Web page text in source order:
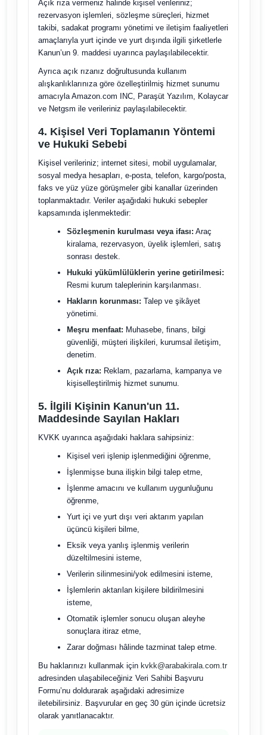
Açık rıza vermeniz halinde kişisel verileriniz;
rezervasyon işlemleri, sözleşme süreçleri, hizmet
takibi, sadakat programı yönetimi ve iletişim faaliyetleri
amaçlarıyla yurt içinde ve yurt dışında ilgili şirketlerle
Kanun’un 9. maddesi uyarınca paylaşılabilecektir.
Ayrıca açık rızanız doğrultusunda kullanım
alışkanlıklarınıza göre özelleştirilmiş hizmet sunumu
amacıyla Amazon.com INC, Paraşüt Yazılım, Kolaycar
ve Netgsm ile verileriniz paylaşılabilecektir.
4. Kişisel Veri Toplamanın Yöntemi
ve Hukuki Sebebi
Kişisel verileriniz; internet sitesi, mobil uygulamalar,
sosyal medya hesapları, e-posta, telefon, kargo/posta,
faks ve yüz yüze görüşmeler gibi kanallar üzerinden
toplanmaktadır. Veriler aşağıdaki hukuki sebepler
kapsamında işlenmektedir:
Sözleşmenin kurulması veya ifası: Araç
kiralama, rezervasyon, üyelik işlemleri, satış
sonrası destek.
Hukuki yükümlülüklerin yerine getirilmesi:
Resmi kurum taleplerinin karşılanması.
Hakların korunması: Talep ve şikâyet
yönetimi.
Meşru menfaat: Muhasebe, finans, bilgi
güvenliği, müşteri ilişkileri, kurumsal iletişim,
denetim.
Açık rıza: Reklam, pazarlama, kampanya ve
kişiselleştirilmiş hizmet sunumu.
5. İlgili Kişinin Kanun'un 11.
Maddesinde Sayılan Hakları
KVKK uyarınca aşağıdaki haklara sahipsiniz:
Kişisel veri işlenip işlenmediğini öğrenme,
İşlenmişse buna ilişkin bilgi talep etme,
İşlenme amacını ve kullanım uygunluğunu
öğrenme,
Yurt içi ve yurt dışı veri aktarım yapılan
üçüncü kişileri bilme,
Eksik veya yanlış işlenmiş verilerin
düzeltilmesini isteme,
Verilerin silinmesini/yok edilmesini isteme,
İşlemlerin aktarılan kişilere bildirilmesini
isteme,
Otomatik işlemler sonucu oluşan aleyhe
sonuçlara itiraz etme,
Zarar doğması hâlinde tazminat talep etme.
Bu haklarınızı kullanmak için kvkk@arabakirala.com.tr
adresinden ulaşabileceğiniz Veri Sahibi Başvuru
Formu’nu doldurarak aşağıdaki adresimize
iletebilirsiniz. Başvurular en geç 30 gün içinde ücretsiz
olarak yanıtlanacaktır.